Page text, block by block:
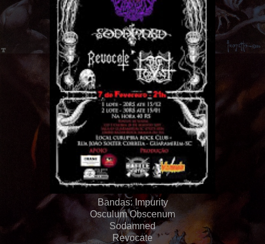
Bandas: Impurity
Osculum Obscenum
Sodamned
Revocate